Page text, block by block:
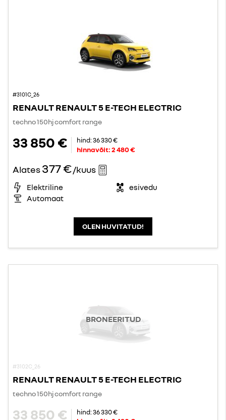
#3101C_26
RENAULT RENAULT 5 E-TECH ELECTRIC
techno 150hj comfort range
33 850 € hind:36 330 €
hinnavõit:2 480 €
Alates377 €/kuus
Elektriline
esivedu
Automaat
OLEN HUVITATUD!
#3102C_26
BRONEERITUD
RENAULT RENAULT 5 E-TECH ELECTRIC
techno 150hj comfort range
33 850 € hind:36 330 €